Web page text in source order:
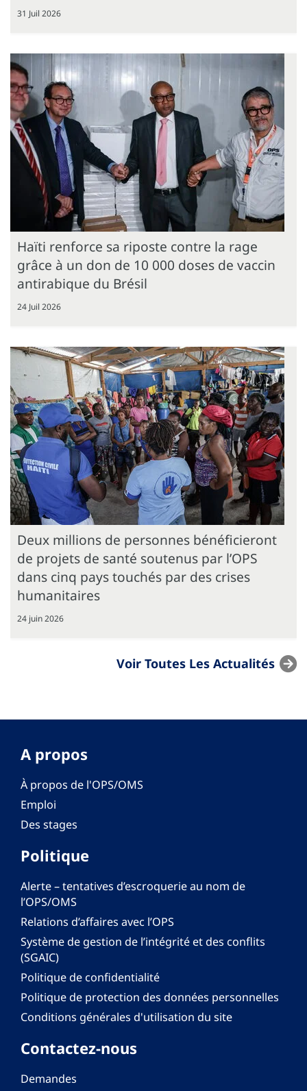
31 Juil 2026
Haïti renforce sa riposte contre la rage
grâce à un don de 10 000 doses de vaccin
antirabique du Brésil
24 Juil 2026
Deux millions de personnes bénéficieront
de projets de santé soutenus par l’OPS
dans cinq pays touchés par des crises
humanitaires
24 juin 2026
Voir Toutes Les Actualités
A propos
À propos de l'OPS/OMS
Emploi
Des stages
Politique
Alerte – tentatives d’escroquerie au nom de
l’OPS/OMS
Relations d’affaires avec l’OPS
Système de gestion de l’intégrité et des conflits
(SGAIC)
Politique de confidentialité
Politique de protection des données personnelles
Conditions générales d'utilisation du site
Contactez-nous
Demandes